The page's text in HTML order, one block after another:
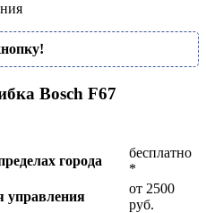
Bosch F67
города
бесплатно
*
управления
от 2500
руб.